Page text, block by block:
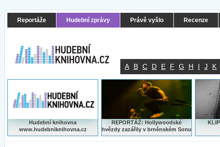
Reportáže Hudební zprávy Právě vyšlo Recenze
A B C D E F G H I J K
Hudební knihovna
www.hudebniknihovna.cz
REPORTÁŽ: Hollywoodské
hvězdy zazářily v brněnském Sonu